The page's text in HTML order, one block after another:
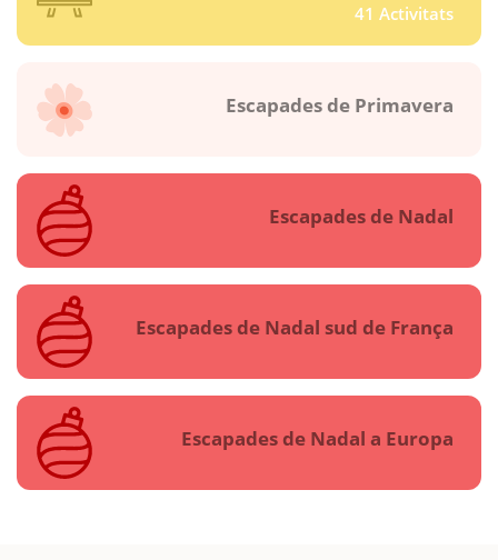
41 Activitats
Escapades de Primavera
Escapades de Nadal
Escapades de Nadal sud de França
Escapades de Nadal a Europa